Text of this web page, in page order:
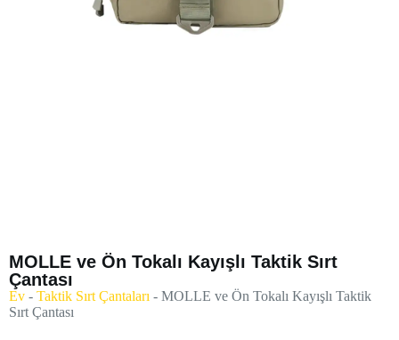
MOLLE ve Ön Tokalı Kayışlı Taktik Sırt
Çantası
Ev - Taktik Sırt Çantaları - MOLLE ve Ön Tokalı Kayışlı Taktik
Sırt Çantası